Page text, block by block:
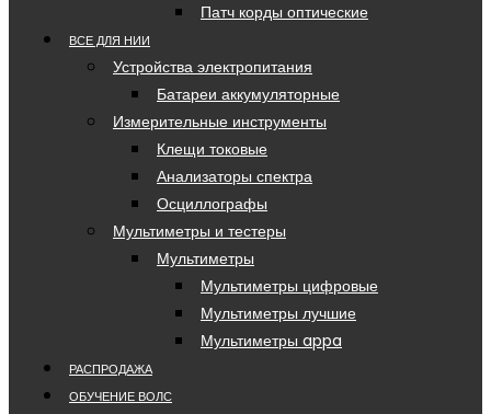
Патч корды оптические
ВСЕ ДЛЯ НИИ
Устройства электропитания
Батареи аккумуляторные
Измерительные инструменты
Клещи токовые
Анализаторы спектра
Осциллографы
Мультиметры и тестеры
Мультиметры
Мультиметры цифровые
Мультиметры лучшие
Мультиметры appa
РАСПРОДАЖА
ОБУЧЕНИЕ ВОЛС